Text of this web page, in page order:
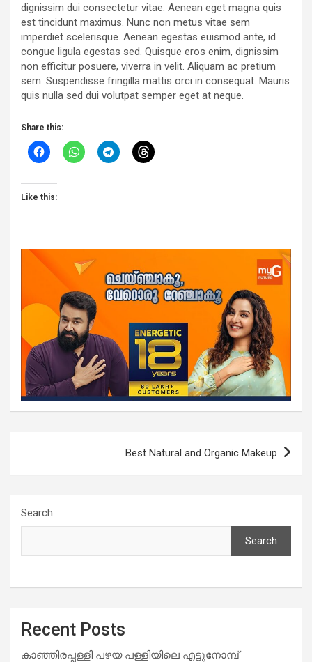
dignissim dui consectetur vitae. Aenean eget magna quis
est tincidunt maximus. Nunc non metus vitae sem
imperdiet scelerisque. Aenean egestas euismod ante, id
congue ligula egestas sed. Quisque eros enim, dignissim
non efficitur posuere, viverra in velit. Aliquam ac pretium
sem. Suspendisse fringilla mattis orci in consequat. Mauris
quis nulla sed dui volutpat semper eget at neque.
Share this:
Like this:
Best Natural and Organic Makeup
Search
Search
Recent Posts
കാഞ്ഞിരപ്പള്ളി പഴയ പള്ളിയിലെ എട്ടുനോമ്പ്